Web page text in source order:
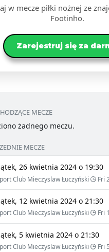
w mecze piłki nożnej ze
Footinho.
Zarejestruj się za
MECZE
żadnego meczu.
MECZE
26 kwietnia 2024 o 19:30
Club Mieczyslaw Łuczyński Fri
12 kwietnia 2024 o 21:30
Club Mieczyslaw Łuczyński Fri
5 kwietnia 2024 o 21:30
Club Mieczyslaw Łuczyński Fri